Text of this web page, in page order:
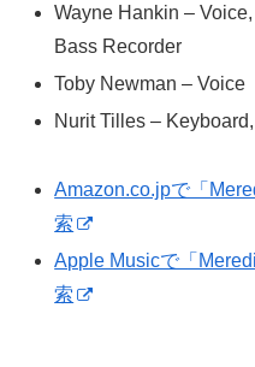
Wayne Hankin –
Bass Recorder
Toby Newman – Voice
Nurit Tilles –
Amazon.co.jpで「
索
Apple Musicで「
索